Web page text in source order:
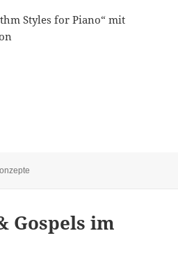
Styles for Piano“ mit
Gospels im